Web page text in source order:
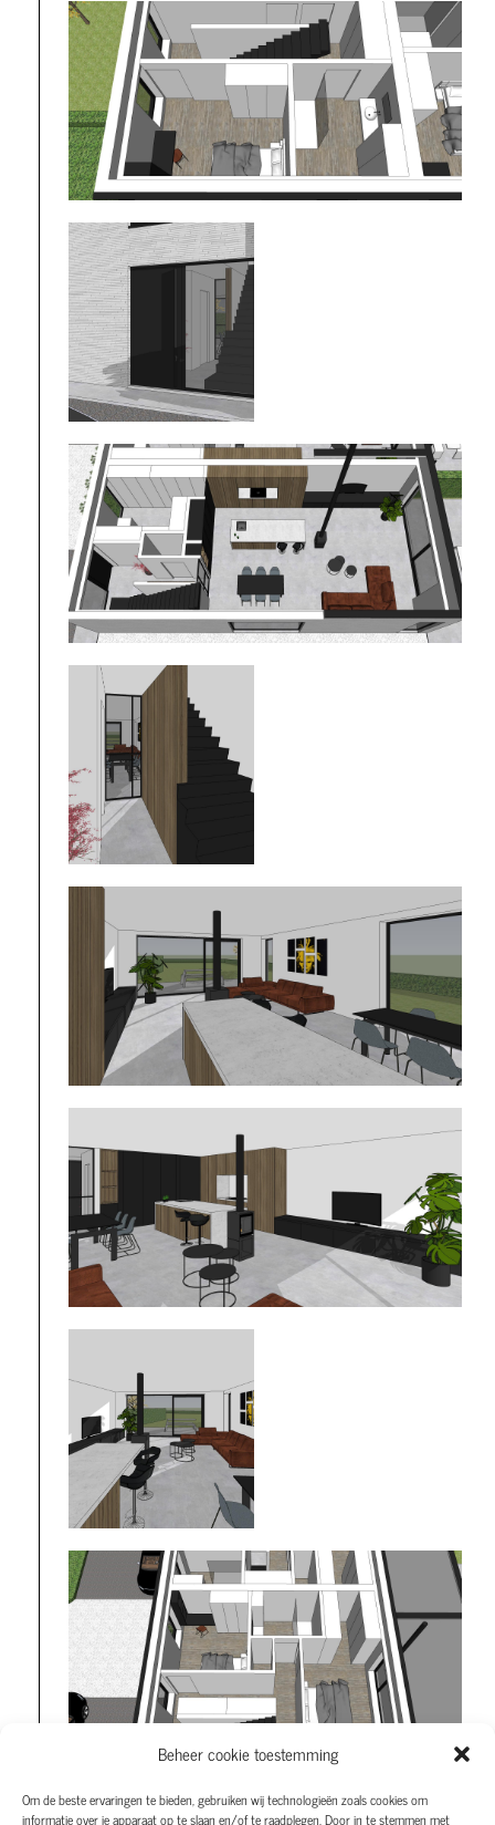
Beheer cookie toestemming
Om de beste ervaringen te bieden, gebruiken wij technologieën zoals cookies om
informatie over je apparaat op te slaan en/of te raadplegen. Door in te stemmen met